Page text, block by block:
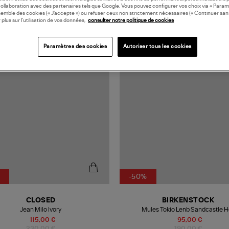
115,00 €
CLOSED
Jean Milo Ivory
MADE IN EUROPE
-50%
95,00 €
BIRKENSTOCK
Mules Tokio Lenb Sandcastle
avec des partenaires tels que Google. Vous pouvez configurer vos choix via «
des cookies (« J’accepte ») ou refuser ceux non strictement nécessaires (« Continuer
plus sur l’utilisation de vos données, consulter notre politique de cookies
Paramètres des cookies Autoriser tous les cookies